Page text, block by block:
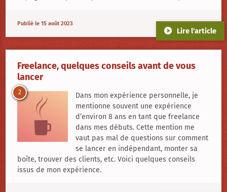
Publié le 15 août 2023
Lire l'article
Freelance, quelques conseils avant de vous
lancer
2
Dans mon expérience personnelle, je
mentionne souvent une expérience
d’environ 8 ans en tant que freelance
dans mes débuts. Cette mention me
vaut pas mal de questions sur comment
se lancer en indépendant, monter sa
boîte, trouver des clients, etc. Voici quelques conseils
issus de mon expérience.